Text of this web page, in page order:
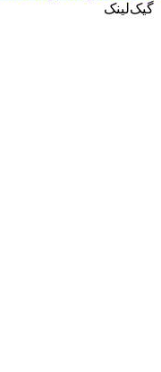
گیک‌لینک